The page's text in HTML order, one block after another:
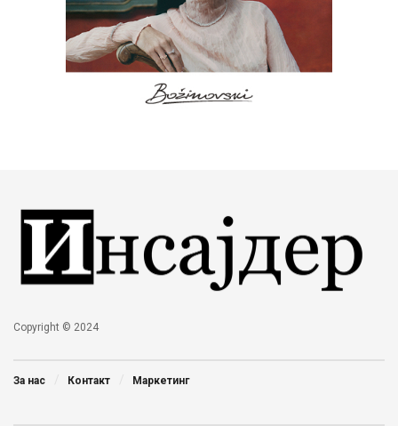
Copyright © 2024
За нас Контакт Маркетинг